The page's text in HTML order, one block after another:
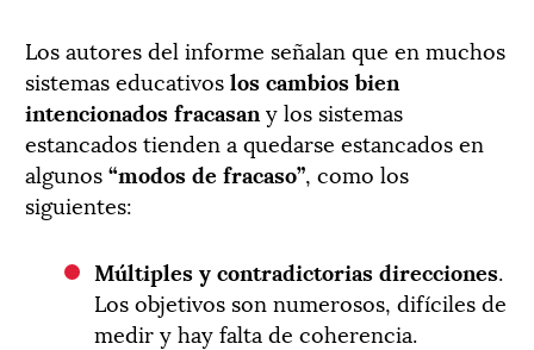
Los autores del informe señalan que en muchos
sistemas educativoslos cambios bien
intencionados fracasan y los sistemas
estancados tienden a quedarse estancados en
algunos“modos de fracaso”, como los
siguientes:
Múltiples y contradictorias direcciones.
Los objetivos son numerosos, difíciles de
medir y hay falta de coherencia.